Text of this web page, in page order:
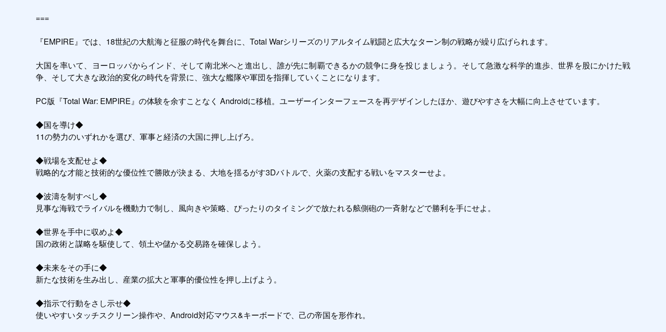
===
『EMPIRE』では、18世紀の大航海と征服の時代を舞台に、Total Warシリーズのリアルタイム戦闘と広大なターン制の戦略が繰り広げられます。
大国を率いて、ヨーロッパからインド、そして南北米へと進出し、誰が先に制覇できるかの競争に身を投じましょう。そして急激な科学的進歩、世界を股にかけた戦
争、そして大きな政治的変化の時代を背景に、強大な艦隊や軍団を指揮していくことになります。
PC版『Total War: EMPIRE』の体験を余すことなく Androidに移植。ユーザーインターフェースを再デザインしたほか、遊びやすさを大幅に向上させています。
◆国を導け◆
11の勢力のいずれかを選び、軍事と経済の大国に押し上げろ。
◆戦場を支配せよ◆
戦略的な才能と技術的な優位性で勝敗が決まる、大地を揺るがす3Dバトルで、火薬の支配する戦いをマスターせよ。
◆波濤を制すべし◆
見事な海戦でライバルを機動力で制し、風向きや策略、ぴったりのタイミングで放たれる舷側砲の一斉射などで勝利を手にせよ。
◆世界を手中に収めよ◆
国の政術と謀略を駆使して、領土や儲かる交易路を確保しよう。
◆未来をその手に◆
新たな技術を生み出し、産業の拡大と軍事的優位性を押し上げよう。
◆指示で行動をさし示せ◆
使いやすいタッチスクリーン操作や、Android対応マウス&キーボードで、己の帝国を形作れ。